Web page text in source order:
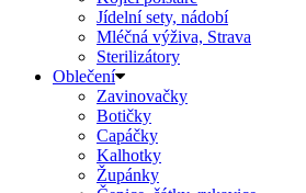
Jídelní sety, nádobí
Mléčná výživa, Strava
Sterilizátory
Oblečení
Zavinovačky
Botičky
Capáčky
Kalhotky
Župánky